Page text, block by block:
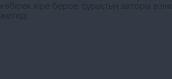
көбірек кіре берсе, сұрақтың авторы
жетеді.